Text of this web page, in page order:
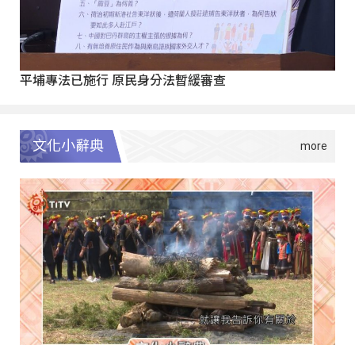
平埔專法已施行 原民身分法暫緩審查
文化小辭典